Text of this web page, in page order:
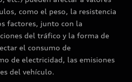
como el peso, la resistencia
factores, junto con la
del tráfico y la forma de
el consumo de
de electricidad, las emisiones
del vehículo.